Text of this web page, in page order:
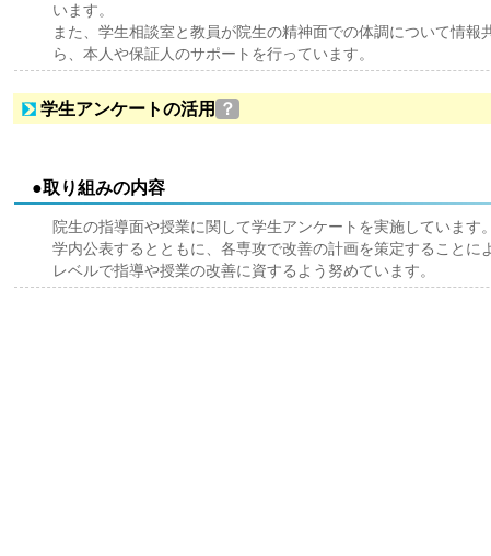
います。
また、学生相談室と教員が院生の精神面での体調について情報
ら、本人や保証人のサポートを行っています。
学生アンケートの活用 ？
●取り組みの内容
院生の指導面や授業に関して学生アンケートを実施しています
学内公表するとともに、各専攻で改善の計画を策定することに
レベルで指導や授業の改善に資するよう努めています。